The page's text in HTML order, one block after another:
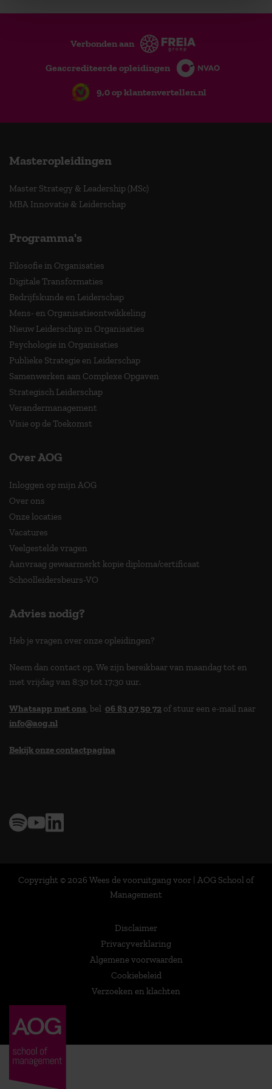
Verbonden aan
Geaccrediteerde opleidingen
9,0 op klantenvertellen.nl
Masteropleidingen
Master Strategy & Leadership (MSc)
MBA Innovatie & Leiderschap
Programma's
Filosofie in Organisaties
Digitale Transformaties
Bedrijfskunde en Leiderschap
Mens- en Organisatieontwikkeling
Nieuw Leiderschap in Organisaties
Psychologie in Organisaties
Publieke Strategie en Leiderschap
Samenwerken aan Complexe Opgaven
Strategisch Leiderschap
Verandermanagement
Visie op de Toekomst
Over AOG
Inloggen op mijn AOG
Over ons
Onze locaties
Vacatures
Veelgestelde vragen
Aanvraag gewaarmerkt kopie diploma/certificaat
Schoolleidersbeurs-VO
Advies nodig?
Heb je vragen over onze opleidingen?
Neem dan contact op. We zijn bereikbaar van maandag tot en
met vrijdag van 8:30 tot 17:30 uur.
Whatsapp met ons, bel 06 83 07 50 72 of stuur een e-mail naar
info@aog.nl
Bekijk onze contactpagina
Copyright © 2026 Wees de vooruitgang voor | AOG School of
Management
Disclaimer
Privacyverklaring
Algemene voorwaarden
Cookiebeleid
Verzoeken en klachten